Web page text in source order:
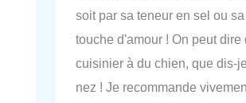
soit par sa teneur en sel ou sa
touche d'amour ! On peut dire
cuisinier à du chien, que dis-
nez ! Je recommande